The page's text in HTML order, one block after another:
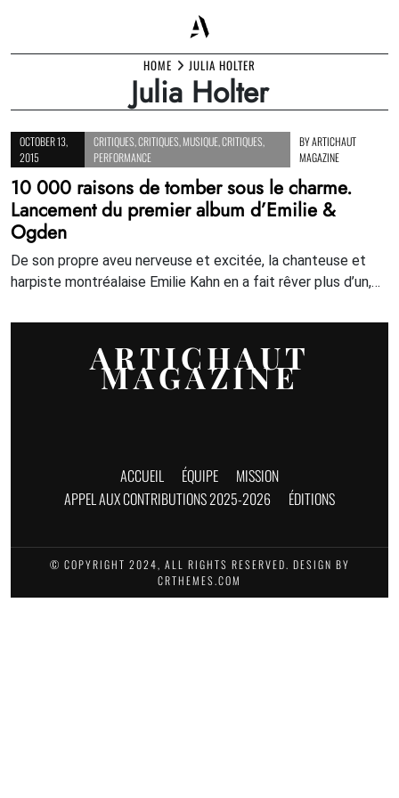
content
HOME JULIA HOLTER
Julia Holter
OCTOBER 13,
2015
CRITIQUES ,CRITIQUES MUSIQUE ,CRITIQUES
PERFORMANCE
BYARTICHAUT
MAGAZINE
10 000 raisons de tomber sous le charme.
Lancement du premier album d’Emilie &
Ogden
De son propre aveu nerveuse et excitée, la chanteuse et
harpiste montréalaise Emilie Kahn en a fait rêver plus d’un,…
ARTICHAUT
MAGAZINE
ACCUEIL ÉQUIPE
MISSION
APPEL AUX CONTRIBUTIONS 2025-2026
ÉDITIONS
© COPYRIGHT 2024, ALL RIGHTS RESERVED. DESIGN BY
CRTHEMES.COM